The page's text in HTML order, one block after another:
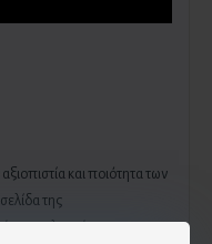
και ποιότητα των
της